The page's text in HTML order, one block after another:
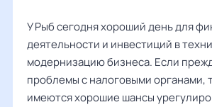
У Рыб сегодня хороший день для
деятельности и инвестиций в
модернизацию бизнеса. Если
проблемы с налоговыми органами,
имеются хорошие шансы